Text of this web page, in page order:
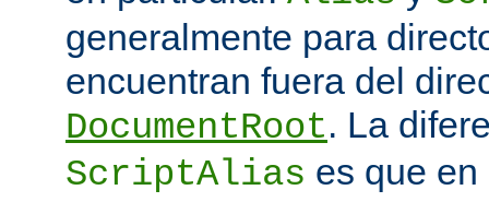
generalmente para
encuentran fuera del
DocumentRoot. La
ScriptAlias es que en